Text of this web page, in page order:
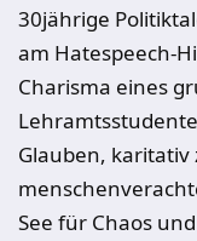
30jährige
am Hatespeech-
Charisma eines
Glauben,
See für Chaos